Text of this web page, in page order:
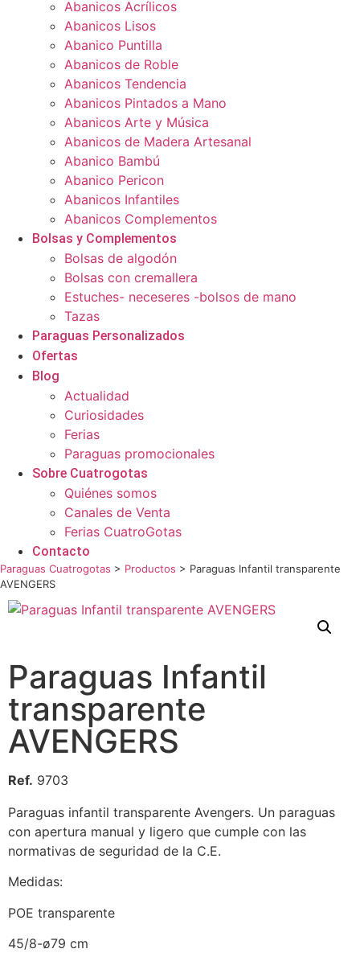
Abanicos Acrílicos
Abanicos Lisos
Abanico Puntilla
Abanicos de Roble
Abanicos Tendencia
Abanicos Pintados a Mano
Abanicos Arte y Música
Abanicos de Madera Artesanal
Abanico Bambú
Abanico Pericon
Abanicos Infantiles
Abanicos Complementos
Bolsas y Complementos
Bolsas de algodón
Bolsas con cremallera
Estuches- neceseres -bolsos de mano
Tazas
Paraguas Personalizados
Ofertas
Blog
Actualidad
Curiosidades
Ferias
Paraguas promocionales
Sobre Cuatrogotas
Quiénes somos
Canales de Venta
Ferias CuatroGotas
Contacto
Paraguas Cuatrogotas > Productos > Paraguas Infantil transparente
AVENGERS
Paraguas Infantil
transparente
AVENGERS
Ref. 9703
Paraguas infantil transparente Avengers. Un paraguas
con apertura manual y ligero que cumple con las
normativas de seguridad de la C.E.
Medidas:
POE transparente
45/8-ø79 cm